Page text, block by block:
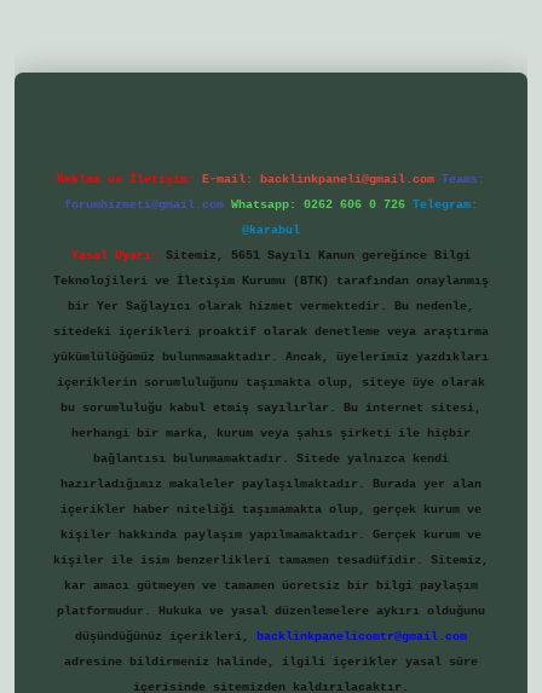
Reklam ve İletişim: E-mail: backlinkpaneli@gmail.com Teams:
forumhizmeti@gmail.com Whatsapp: 0262 606 0 726 Telegram:
@karabul
Yasal Uyarı:
Sitemiz, 5651 Sayılı Kanun gereğince Bilgi
Teknolojileri ve İletişim Kurumu (BTK) tarafından onaylanmış
bir Yer Sağlayıcı olarak hizmet vermektedir. Bu nedenle,
sitedeki içerikleri proaktif olarak denetleme veya araştırma
yükümlülüğümüz bulunmamaktadır. Ancak, üyelerimiz yazdıkları
içeriklerin sorumluluğunu taşımakta olup, siteye üye olarak
bu sorumluluğu kabul etmiş sayılırlar. Bu internet sitesi,
herhangi bir marka, kurum veya şahıs şirketi ile hiçbir
bağlantısı bulunmamaktadır. Sitede yalnızca kendi
hazırladığımız makaleler paylaşılmaktadır. Burada yer alan
içerikler haber niteliği taşımamakta olup, gerçek kurum ve
kişiler hakkında paylaşım yapılmamaktadır. Gerçek kurum ve
kişiler ile isim benzerlikleri tamamen tesadüfidir. Sitemiz,
kar amacı gütmeyen ve tamamen ücretsiz bir bilgi paylaşım
platformudur. Hukuka ve yasal düzenlemelere aykırı olduğunu
düşündüğünüz içerikleri,
backlinkpanelicomtr@gmail.com
adresine bildirmeniz halinde, ilgili içerikler yasal süre
içerisinde sitemizden kaldırılacaktır.